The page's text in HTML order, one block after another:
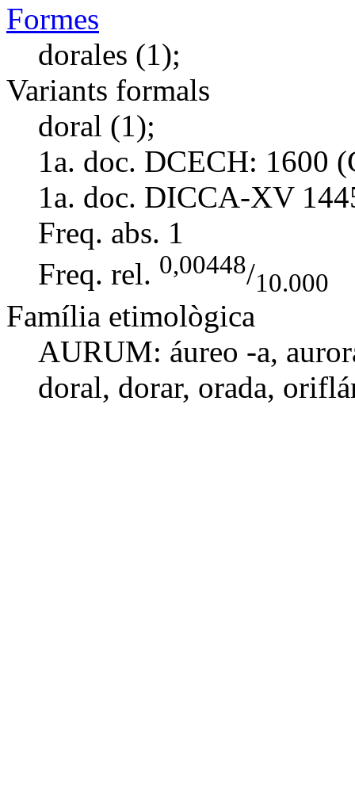
Formes
dorales (1);
Variants formals
doral (1);
1a. doc. DCECH: 1600
1a. doc. DICCA-XV
Freq. abs. 1
Freq. rel. 0,00448/10.000
Família etimològica
AURUM: áureo -a,
doral, dorar, orada,